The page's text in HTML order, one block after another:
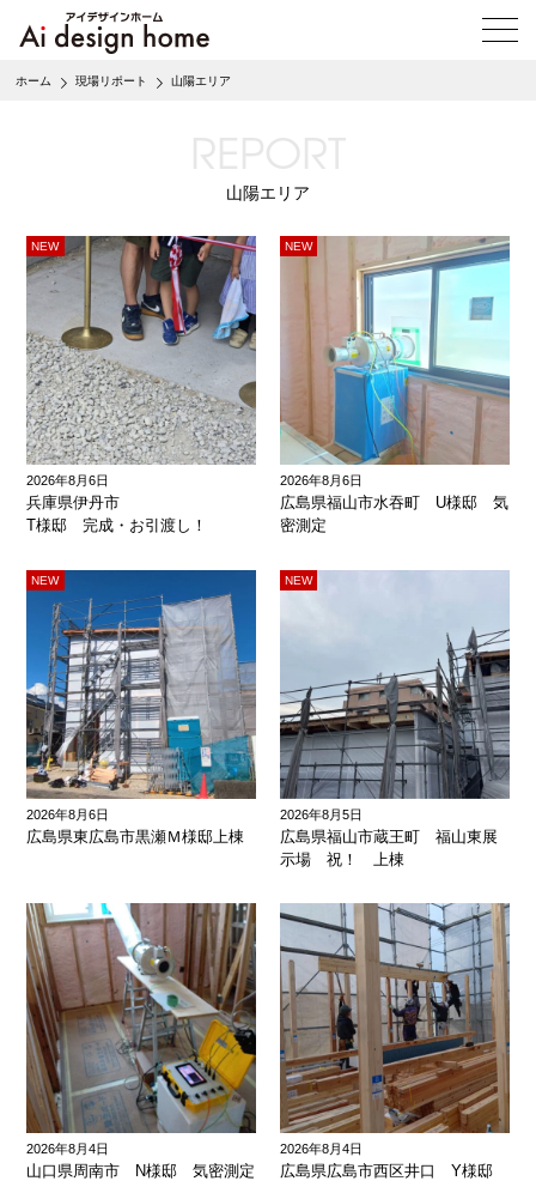
メ
ニ
ホーム 現場リポート 山陽エリア
REPORT
山陽エリア
2026年8月6日
兵庫県伊丹市
T様邸 完成・お引渡し！
2026年8月6日
広島県福山市水吞町 U様邸 気
密測定
2026年8月6日
広島県東広島市黒瀬Ｍ様邸上棟
2026年8月5日
広島県福山市蔵王町 福山東展
示場 祝！ 上棟
2026年8月4日
山口県周南市 N様邸 気密測定
2026年8月4日
広島県広島市西区井口 Y様邸